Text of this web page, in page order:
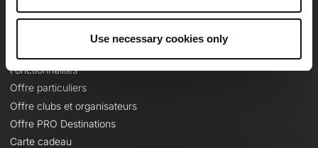
Use necessary cookies only
Fonctionnalités
Offre particuliers
Offre clubs et organisateurs
Offre PRO Destinations
Carte cadeau